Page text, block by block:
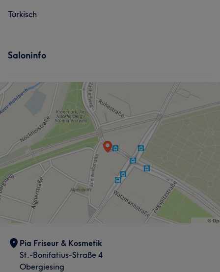
Türkisch
Saloninfo
Pia Friseur & Kosmetik
St.-Bonifatius-Straße 4
Obergiesing